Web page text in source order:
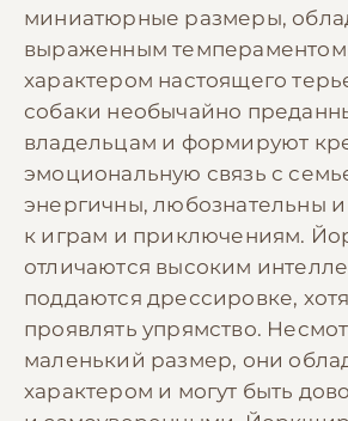
миниатюрные размеры,
выраженным
характером настоящего
собаки необычайно
владельцам и формируют
эмоциональную связь с
энергичны, любознательны и
к играм и приключениям.
отличаются высоким
поддаются дрессировке,
проявлять упрямство.
маленький размер, они
характером и могут быть